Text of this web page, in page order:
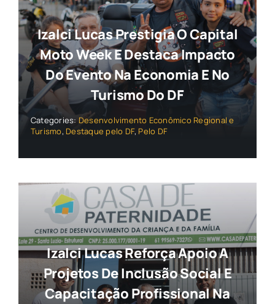
Izalci Lucas Prestigia O Capital
Moto Week E Destaca Impacto
Do Evento Na Economia E No
Turismo Do DF
Categories: Desenvolvimento Econômico Regional e
Turismo, Destaque pelo DF, Pelo DF
Izalci Lucas Reforça Apoio A
Projetos De Inclusão Social E
Capacitação Profissional Na